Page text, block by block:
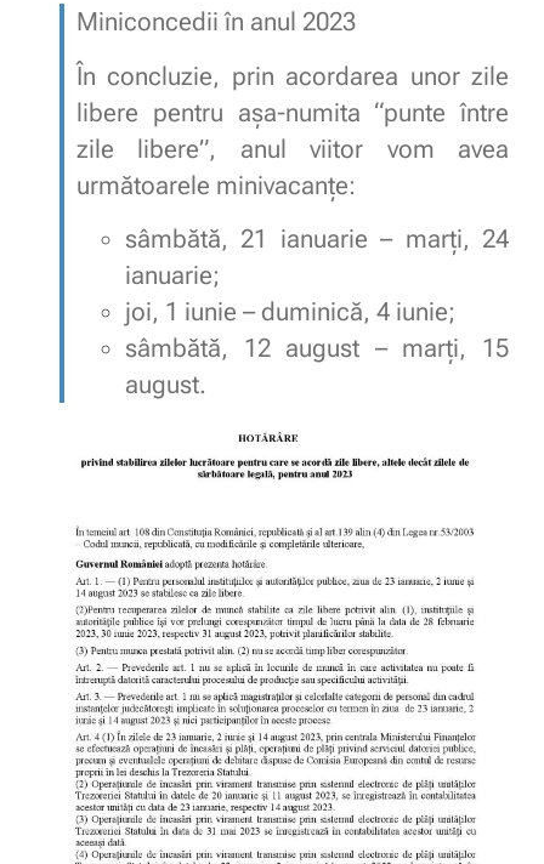
Miniconcedii în anul 2023
În concluzie, prin acordarea unor zile
libere pentru așa-numita “punte între
zile libere”, anul viitor vom avea
următoarele minivacanțe:
sâmbătă, 21 ianuarie – marți, 24
ianuarie;
joi, 1 iunie – duminică, 4 iunie;
sâmbătă, 12 august – marți, 15
august.